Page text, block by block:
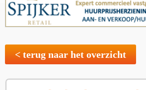
< terug naar het overzicht